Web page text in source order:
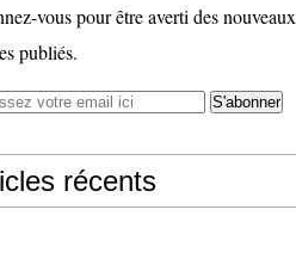
vous pour être averti des nouveaux
publiés.
récents